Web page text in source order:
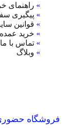
» راهنمای
» پیگیری
» قوانین
» خرید عمده
» تماس با ما
» وبلاگ
فروشگاه